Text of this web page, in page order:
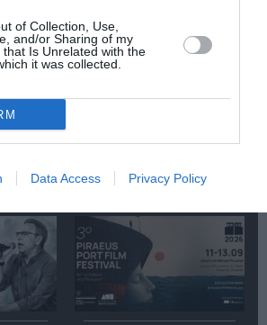
of Collection, Use,
and/or Sharing of my
that Is Unrelated with the
it was collected.
Data Access Privacy Policy
2026
Ένας προορισμός –
που δεν πρέπει να
χάσετε